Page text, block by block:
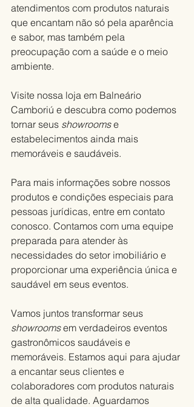
atendimentos com produtos naturais
que encantam não só pela aparência
e sabor, mas também pela
preocupação com a saúde e o meio
ambiente.
Visite nossa loja em Balneário
Camboriú e descubra como podemos
tornar seus showrooms e
estabelecimentos ainda mais
memoráveis e saudáveis.
Para mais informações sobre nossos
produtos e condições especiais para
pessoas jurídicas, entre em contato
conosco. Contamos com uma equipe
preparada para atender às
necessidades do setor imobiliário e
proporcionar uma experiência única e
saudável em seus eventos.
Vamos juntos transformar seus
showrooms em verdadeiros eventos
gastronômicos saudáveis e
memoráveis. Estamos aqui para ajudar
a encantar seus clientes e
colaboradores com produtos naturais
de alta qualidade. Aguardamos